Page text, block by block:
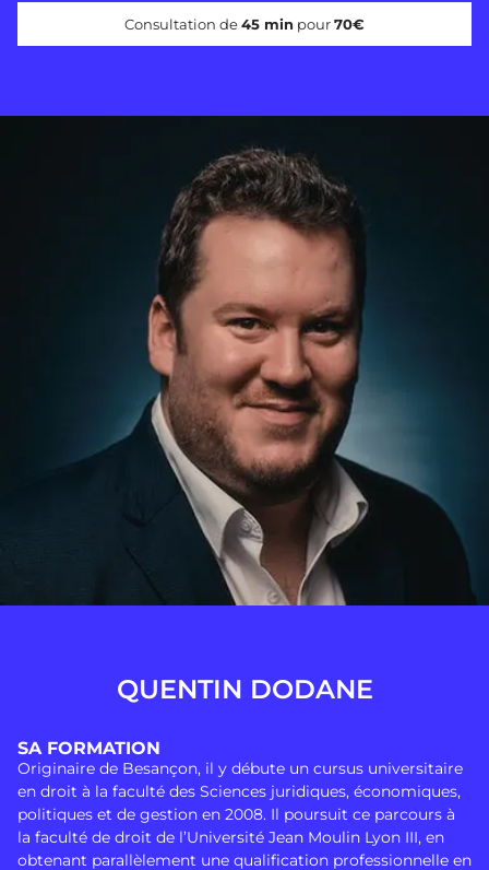
Consultation de45 min pour70€
QUENTIN DODANE
SA FORMATION
Originaire de Besançon, il y débute un cursus universitaire
en droit à la faculté des Sciences juridiques, économiques,
politiques et de gestion en 2008. Il poursuit ce parcours à
la faculté de droit de l’Université Jean Moulin Lyon III, en
obtenant parallèlement une qualification professionnelle en